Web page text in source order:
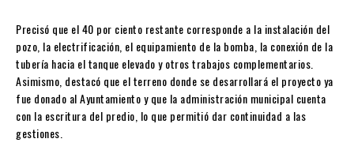
Precisó que el 40 por ciento restante corresponde a la instalación del
pozo, la electrificación, el equipamiento de la bomba, la conexión de la
tubería hacia el tanque elevado y otros trabajos complementarios.
Asimismo, destacó que el terreno donde se desarrollará el proyecto ya
fue donado al Ayuntamiento y que la administración municipal cuenta
con la escritura del predio, lo que permitió dar continuidad a las
gestiones.